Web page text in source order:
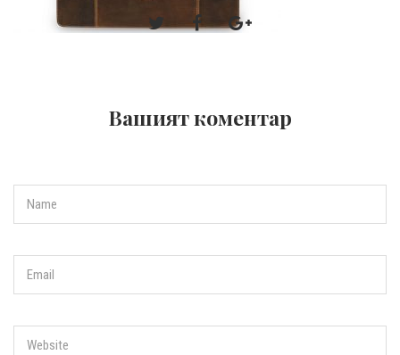
Вашият коментар